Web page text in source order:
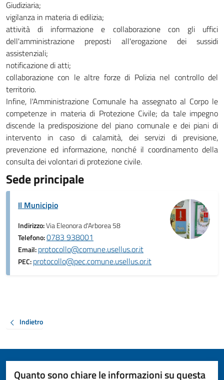
Giudiziaria;
vigilanza in materia di edilizia;
attività di informazione e collaborazione con gli uffici
dell'amministrazione preposti all'erogazione dei sussidi
assistenziali;
notificazione di atti;
collaborazione con le altre forze di Polizia nel controllo del
territorio.
Infine, l'Amministrazione Comunale ha assegnato al Corpo le
competenze in materia di Protezione Civile; da tale impegno
discende la predisposizione del piano comunale e dei piani di
intervento in caso di calamità, dei servizi di previsione,
prevenzione ed informazione, nonché il coordinamento della
consulta dei volontari di protezione civile.
Sede principale
Il Municipio
Indirizzo:Via Eleonora d'Arborea 58
Telefono:0783 938001
Email:protocollo@comune.usellus.or.it
PEC:protocollo@pec.comune.usellus.or.it
Indietro
Quanto sono chiare le informazioni su questa